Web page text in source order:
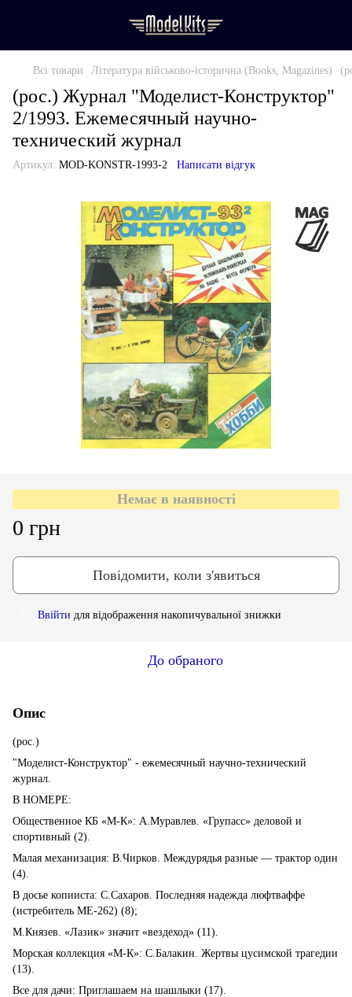
Всі товари Література військово-історична (Books, Magazines)
(рос.) Журнал "Моделист-Конструктор"
2/1993. Ежемесячный научно-
технический журнал
Артикул: MOD-KONSTR-1993-2 Написати відгук
Немає в наявності
0 грн
Повідомити, коли з'явиться
Ввійти для відображення накопичувальної знижки
До обраного
Опис
(рос.)
"Моделист-Конструктор" - ежемесячный научно-технический
журнал.
В НОМЕРЕ:
Общественное КБ «М-К»: А.Муравлев. «Групасс» деловой и
спортивный (2).
Малая механизация: В.Чирков. Междурядья разные — трактор один
(4).
В досье копииста: С.Сахаров. Последняя надежда люфтваффе
(истребитель МЕ-262) (8);
М.Князев. «Лазик» значит «вездеход» (11).
Морская коллекция «М-К»: С.Балакин. Жертвы цусимской трагедии
(13).
Все для дачи: Приглашаем на шашлыки (17).